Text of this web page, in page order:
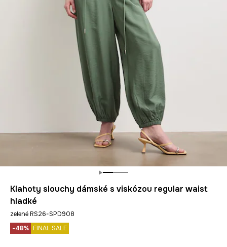
Klahoty slouchy dámské s viskózou regular waist
hladké
zelené RS26-SPD908
-48% FINAL SALE